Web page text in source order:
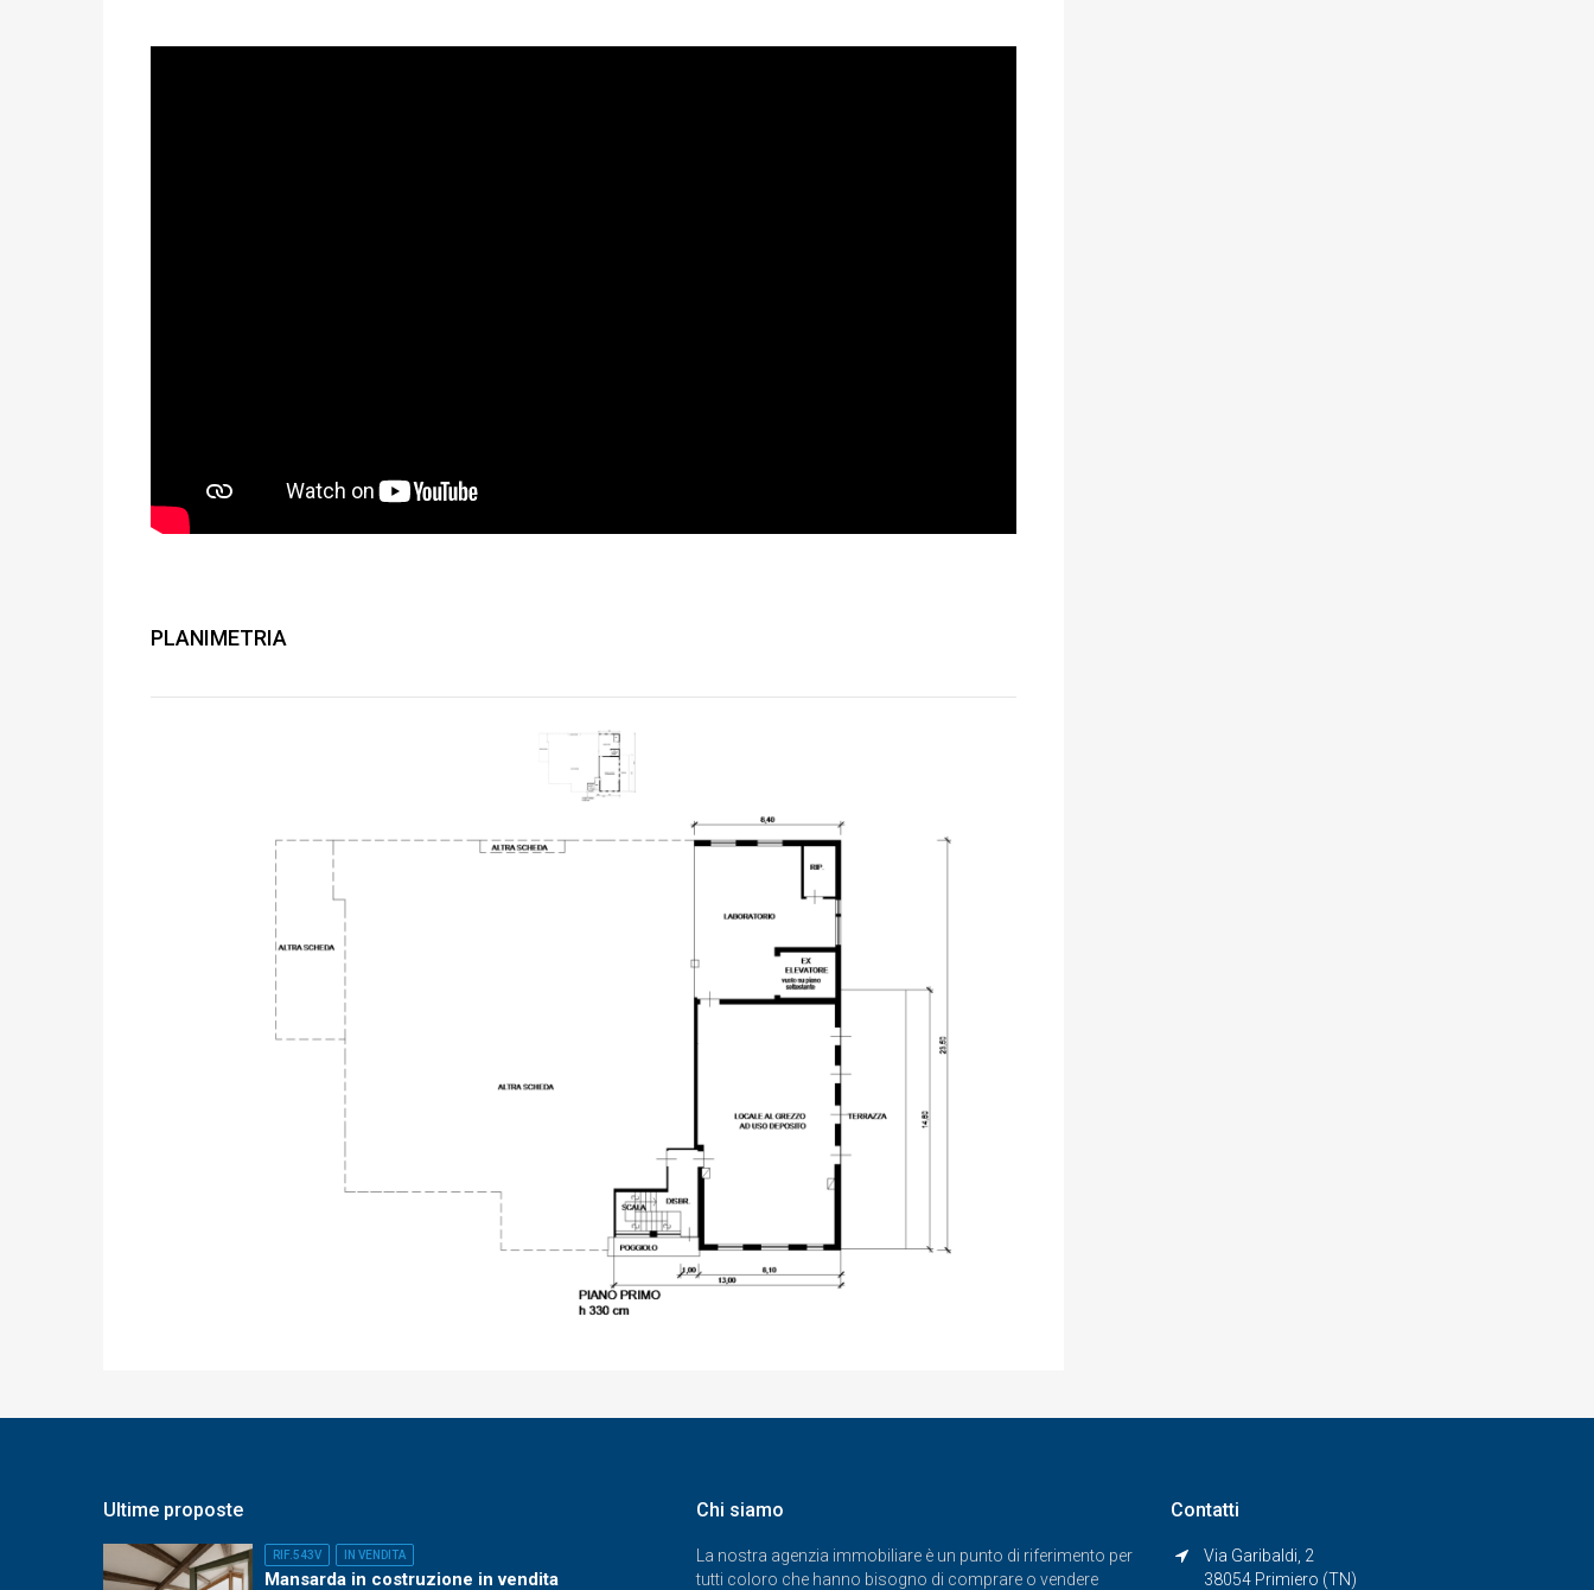
PLANIMETRIA
Ultime proposte
RIF.543V IN VENDITA
Mansarda in costruzione in vendita
Chi siamo
La nostra agenzia immobiliare è un punto di riferimento per
tutti coloro che hanno bisogno di comprare o vendere
Contatti
Via Garibaldi, 2
38054 Primiero (TN)